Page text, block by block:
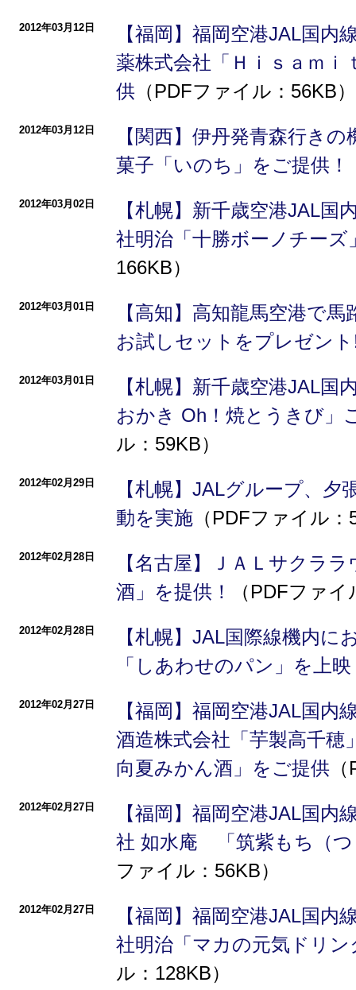
2012年03月12日
【福岡】福岡空港JAL国
薬株式会社「Ｈｉｓａｍ
供（PDFファイル：56KB）
2012年03月12日
【関西】伊丹発青森行き
菓子「いのち」をご提供！
2012年03月02日
【札幌】新千歳空港JAL
社明治「十勝ボーノチーズ
166KB）
2012年03月01日
【高知】高知龍馬空港で
お試しセットをプレゼン
2012年03月01日
【札幌】新千歳空港JAL
おかき Oh！焼とうきび」
ル：59KB）
2012年02月29日
【札幌】JALグループ、
動を実施（PDFファイル：
2012年02月28日
【名古屋】ＪＡＬサクラ
酒」を提供！
（PDFファ
2012年02月28日
【札幌】JAL国際線機内
「しあわせのパン」を上映
2012年02月27日
【福岡】福岡空港JAL国
酒造株式会社「芋製高千穂
向夏みかん酒」をご提供（
2012年02月27日
【福岡】福岡空港JAL国
社 如水庵 「筑紫もち（
ファイル：56KB）
2012年02月27日
【福岡】福岡空港JAL国
社明治「マカの元気ドリン
ル：128KB）